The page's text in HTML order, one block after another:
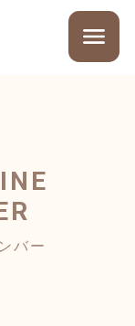
バー